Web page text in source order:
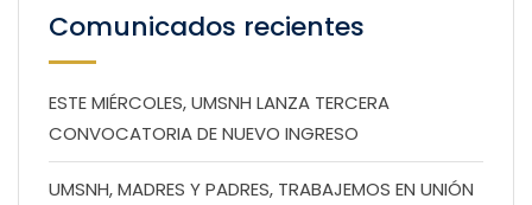
Comunicados recientes
ESTE MIÉRCOLES, UMSNH LANZA TERCERA
CONVOCATORIA DE NUEVO INGRESO
UMSNH, MADRES Y PADRES, TRABAJEMOS EN UNIÓN